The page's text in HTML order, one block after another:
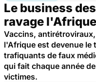
Le business
ravage l'Afrique
Vaccins,
l'Afrique est devenue le
trafiquants de faux
qui fait chaque année
victimes.